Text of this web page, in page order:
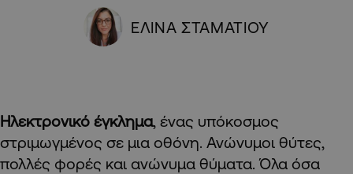
ΕΛΙΝΑ ΣΤΑΜΑΤΙΟΥ
Ηλεκτρονικό έγκλημα, ένας υπόκοσμος
στριμωγμένος σε μια οθόνη. Ανώνυμοι θύτες,
πολλές φορές και ανώνυμα θύματα. Όλα όσα